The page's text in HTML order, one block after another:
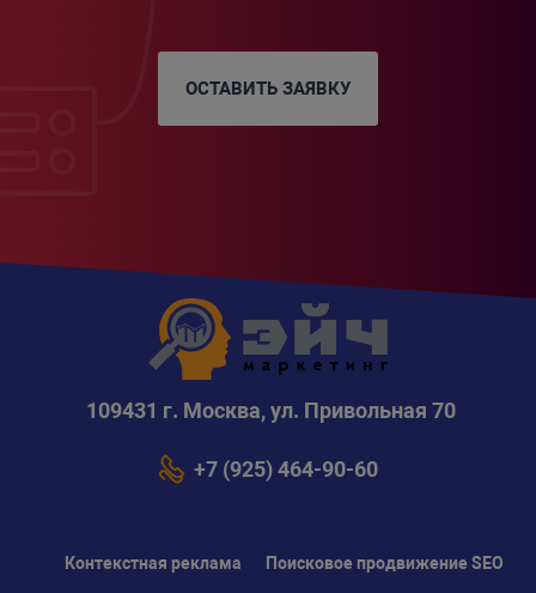
ОСТАВИТЬ ЗАЯВКУ
109431 г. Москва, ул. Привольная 70
+7 (925) 464-90-60
Контекстная реклама Поисковое продвижение SEO